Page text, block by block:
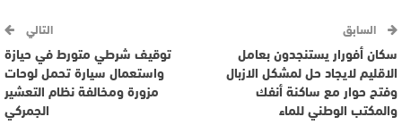
السابق
سكان أفورار يستنجدون بعامل
الاقليم لايجاد حل لمشكل الازبال
وفتح حوار مع ساكنة أنفك
والمكتب الوطني للماء
التالي
توقيف شرطي متورط في حيازة
واستعمال سيارة تحمل لوحات
مزورة ومخالفة نظام التعشير
الجمركي